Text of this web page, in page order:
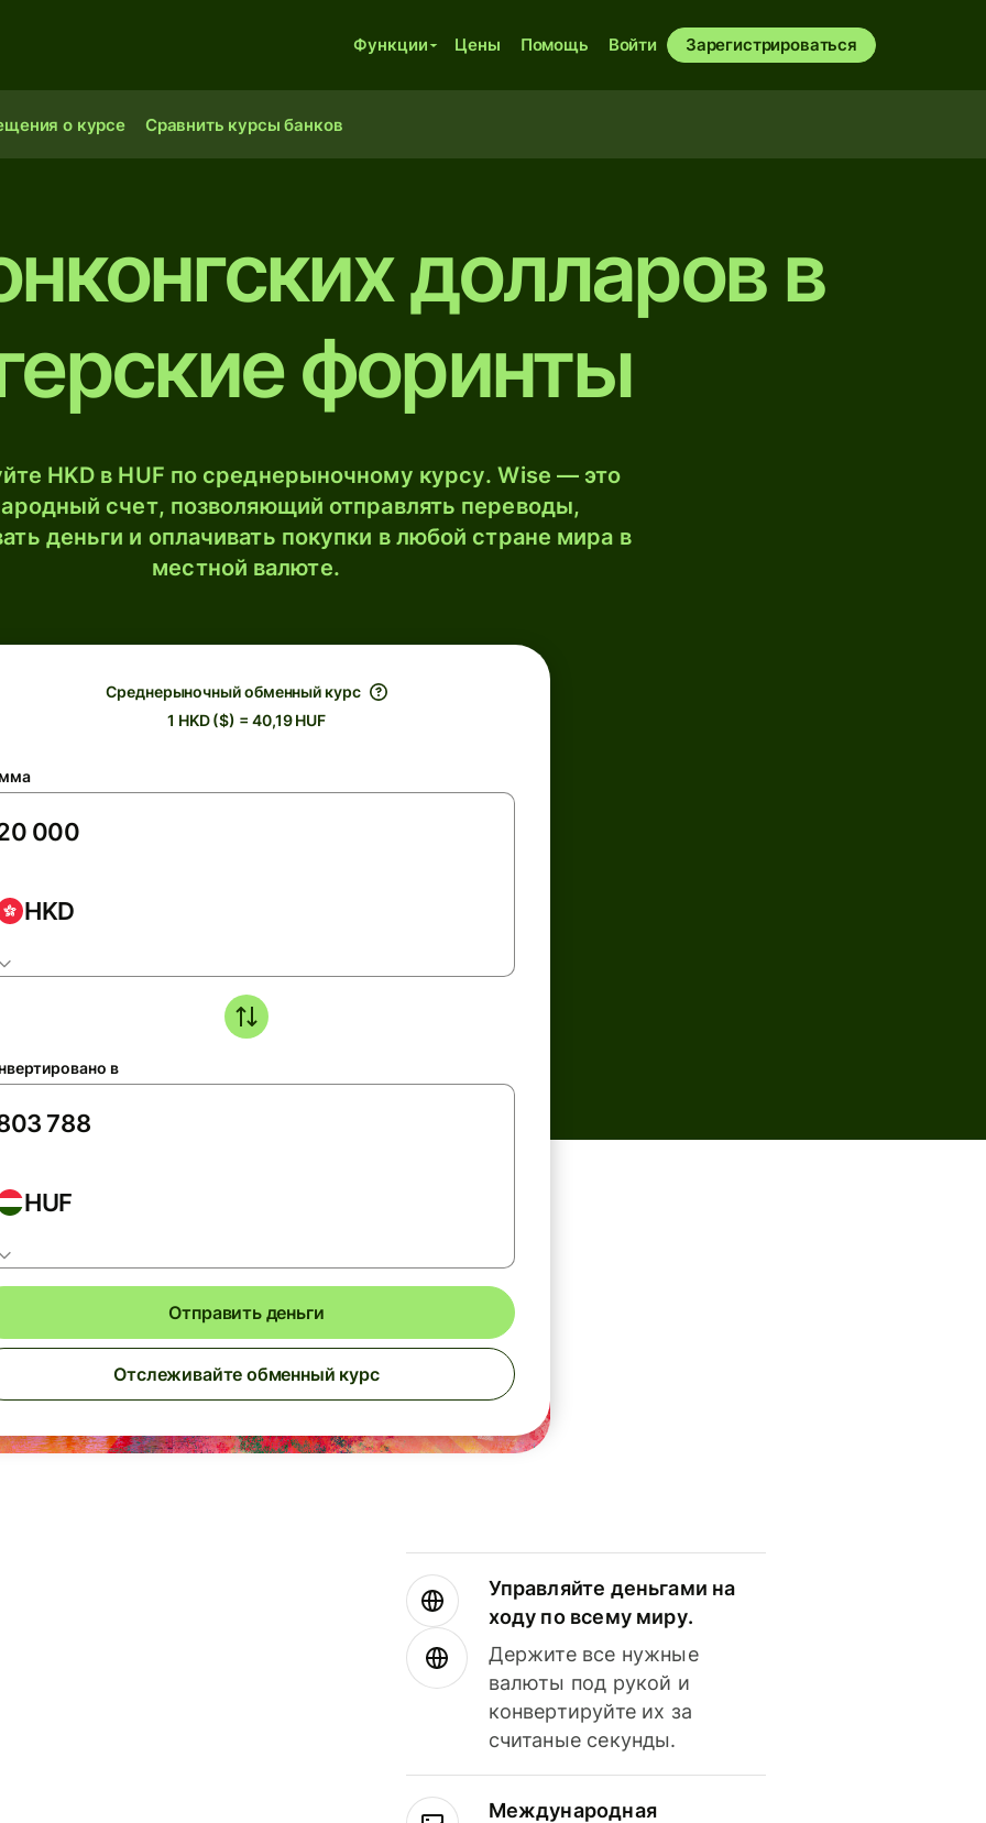
Функции Цены Помощь Войти Зарегистрироваться
о курсе Сравнить курсы банков
долларов в
форинты
HKD в HUF по среднерыночному курсу. Wise — это
счет, позволяющий отправлять переводы,
деньги и оплачивать покупки в любой стране мира в
местной валюте.
Среднерыночный обменный курс
1 HKD ($) = 40,19 HUF
HKD
в
HUF
Отправить деньги
Отслеживайте обменный курс
Управляйте деньгами на
ходу по всему миру.
Держите все нужные
валюты под рукой и
конвертируйте их за
считаные секунды.
Международная